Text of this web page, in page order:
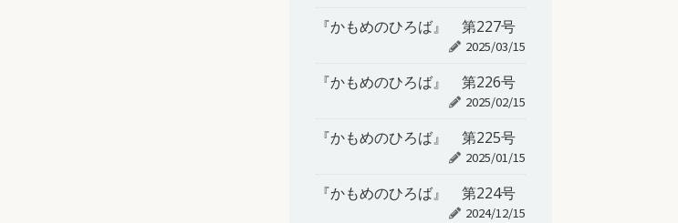
『かもめのひろば』 第227号
2025/03/15
『かもめのひろば』 第226号
2025/02/15
『かもめのひろば』 第225号
2025/01/15
『かもめのひろば』 第224号
2024/12/15